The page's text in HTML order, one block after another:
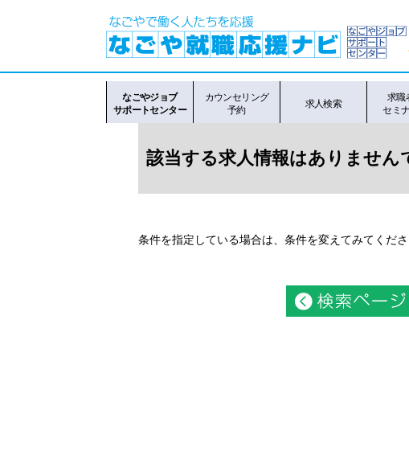
なごやジョブ
サポートセンター
カウンセリング
予約
求人検索
求職
セミ
該当する求人情報はありません
条件を指定している場合は、条件を変えてみてくださ